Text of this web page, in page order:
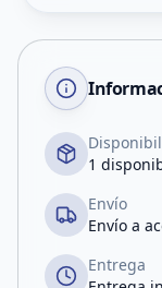
1
Envío
Envío a
Entrega